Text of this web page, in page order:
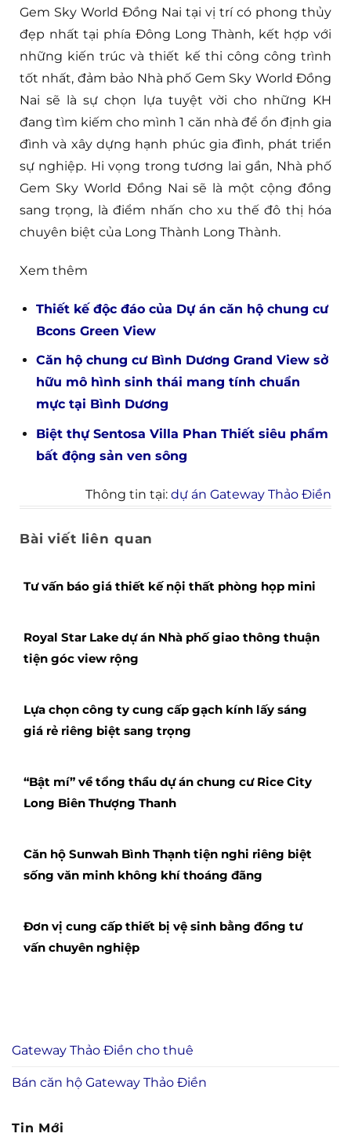
Gem Sky World Đồng Nai tại vị trí có phong thủy
đẹp nhất tại phía Đông Long Thành, kết hợp với
những kiến trúc và thiết kế thi công công trình
tốt nhất, đảm bảo Nhà phố Gem Sky World Đồng
Nai sẽ là sự chọn lựa tuyệt vời cho những KH
đang tìm kiếm cho mình 1 căn nhà để ổn định gia
đình và xây dựng hạnh phúc gia đình, phát triển
sự nghiệp. Hi vọng trong tương lai gần, Nhà phố
Gem Sky World Đồng Nai sẽ là một cộng đồng
sang trọng, là điểm nhấn cho xu thế đô thị hóa
chuyên biệt của Long Thành Long Thành.
Xem thêm
Thiết kế độc đáo của Dự án căn hộ chung cư
Bcons Green View
Căn hộ chung cư Bình Dương Grand View sở
hữu mô hình sinh thái mang tính chuẩn
mực tại Bình Dương
Biệt thự Sentosa Villa Phan Thiết siêu phẩm
bất động sản ven sông
Thông tin tại: dự án Gateway Thảo Điền
Bài viết liên quan
Tư vấn báo giá thiết kế nội thất phòng họp mini
Royal Star Lake dự án Nhà phố giao thông thuận
tiện góc view rộng
Lựa chọn công ty cung cấp gạch kính lấy sáng
giá rẻ riêng biệt sang trọng
“Bật mí” về tổng thầu dự án chung cư Rice City
Long Biên Thượng Thanh
Căn hộ Sunwah Bình Thạnh tiện nghi riêng biệt
sống văn minh không khí thoáng đãng
Đơn vị cung cấp thiết bị vệ sinh bằng đồng tư
vấn chuyên nghiệp
Gateway Thảo Điền cho thuê
Bán căn hộ Gateway Thảo Điền
Tin Mới